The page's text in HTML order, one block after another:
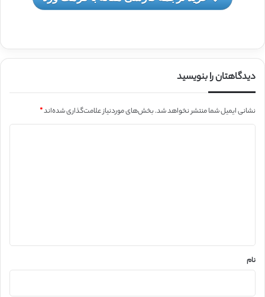
دیدگاهتان را بنویسید
نشانی ایمیل شما منتشر نخواهد شد.بخش‌های موردنیاز علامت‌گذاری شده‌اند*
نام